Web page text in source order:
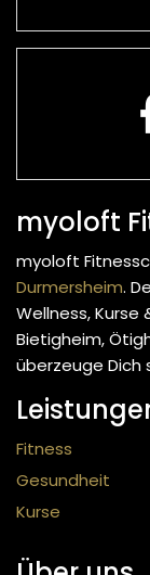
myoloft
myoloft
Durmersheim.
Wellness, Kurse
Bietigheim,
überzeuge Dich
Fitness
Gesundheit
Kurse